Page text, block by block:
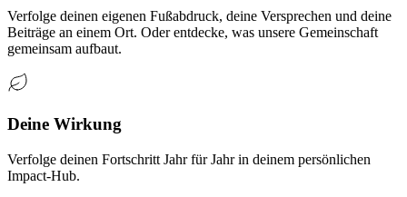
Verfolge deinen eigenen Fußabdruck, deine Versprechen und deine
Beiträge an einem Ort. Oder entdecke, was unsere Gemeinschaft
gemeinsam aufbaut.
Deine Wirkung
Verfolge deinen Fortschritt Jahr für Jahr in deinem persönlichen
Impact-Hub.